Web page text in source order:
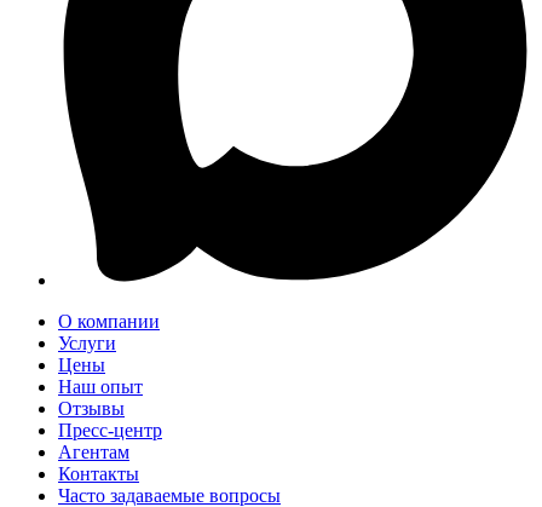
О компании
Услуги
Цены
Наш опыт
Отзывы
Пресс-центр
Агентам
Контакты
Часто задаваемые вопросы